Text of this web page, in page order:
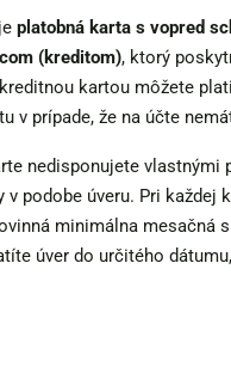
platobná karta s vopred
(kreditom), ktorý
kartou môžete
v prípade, že na účte
nedisponujete vlastnými
v podobe úveru. Pri každej
minimálna mesačná
úver do určitého